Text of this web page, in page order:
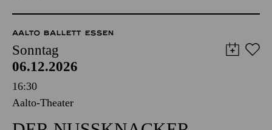
12,00€
AALTO BALLETT ESSEN
Sonntag
06.12.2026
16:30